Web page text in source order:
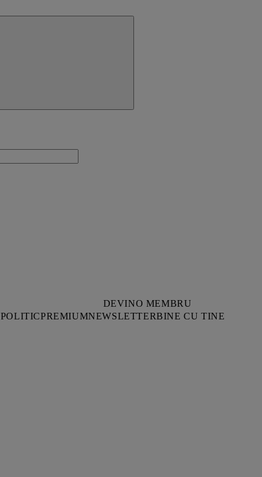
DEVINO MEMBRU
POLITICPREMIUMNEWSLETTERBINE CU TINE